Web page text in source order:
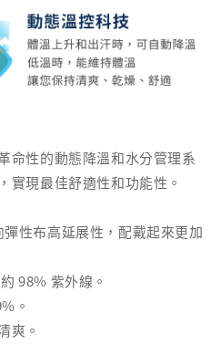
命性的動態降溫和水分管理系
實現最佳舒適性和功能性。
性布高延展性，配戴起來更加
98% 紫外線。
。
爽。